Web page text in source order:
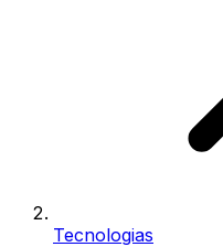
Tecnologias